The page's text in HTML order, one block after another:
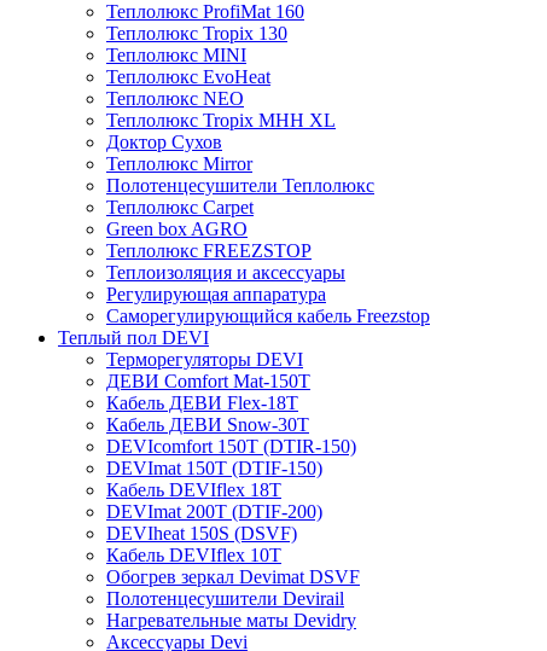
Теплолюкс ProfiMat 160
Теплолюкс Tropix 130
Теплолюкс MINI
Теплолюкс EvoHeat
Теплолюкс NEO
Теплолюкс Tropix МНН XL
Доктор Сухов
Теплолюкс Mirror
Полотенцесушители Теплолюкс
Теплолюкс Carpet
Green box AGRO
Теплолюкс FREEZSTOP
Теплоизоляция и аксессуары
Регулирующая аппаратура
Cаморегулирующийся кабель Freezstop
Теплый пол DEVI
Терморегуляторы DEVI
ДЕВИ Comfort Mat-150T
Кабель ДЕВИ Flex-18T
Кабель ДЕВИ Snow-30T
DEVIcomfort 150T (DTIR-150)
DEVImat 150T (DTIF-150)
Кабель DEVIflex 18T
DEVImat 200T (DTIF-200)
DEVIheat 150S (DSVF)
Кабель DEVIflex 10T
Обогрев зеркал Devimat DSVF
Полотенцесушители Devirail
Нагревательные маты Devidry
Аксессуары Devi